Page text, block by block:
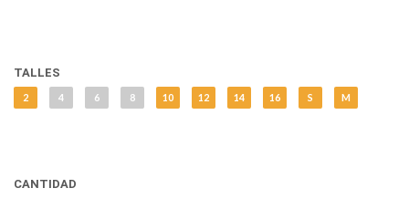
TALLES
2 4 6 8 10 12 14 16 S M
CANTIDAD